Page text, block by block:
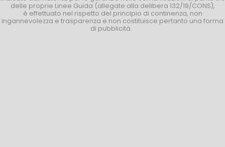
delle proprie Linee Guida (allegate alla delibera 132/19/CONS),
è effettuato nel rispetto del principio di continenza, non
ingannevolezza e trasparenza e non costituisce pertanto una forma
di pubblicità.